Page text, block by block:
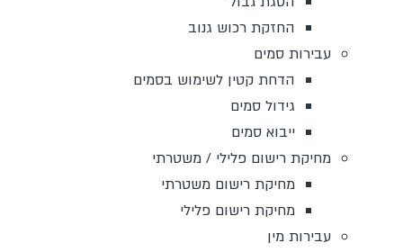
החזקת רכוש גנוב
עבירות סמים
הדחת קטין לשימוש בסמים
גידול סמים
ייבוא סמים
מחיקת רישום פלילי / משטרתי
מחיקת רישום משטרתי
מחיקת רישום פלילי
עבירות מין